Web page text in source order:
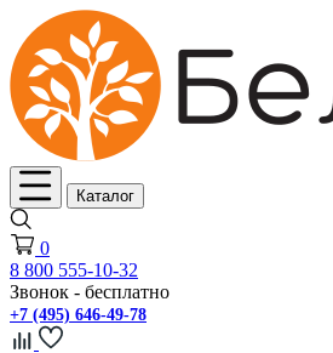
Каталог
0
8 800 555-10-32
Звонок - бесплатно
+7 (495) 646-49-78